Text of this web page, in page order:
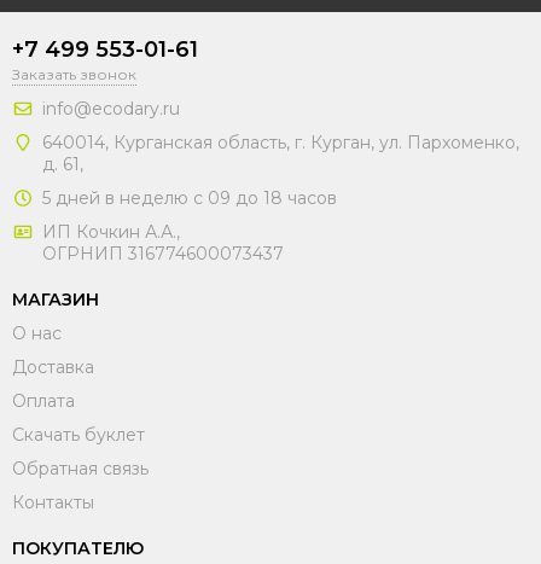
+7 499 553-01-61
Заказать звонок
info@ecodary.ru
640014, Курганская область, г. Курган, ул. Пархоменко,
д. 61,
5 дней в неделю с 09 до 18 часов
ИП Кочкин А.А.,
ОГРНИП 316774600073437
МАГАЗИН
О нас
Доставка
Оплата
Скачать буклет
Обратная связь
Контакты
ПОКУПАТЕЛЮ